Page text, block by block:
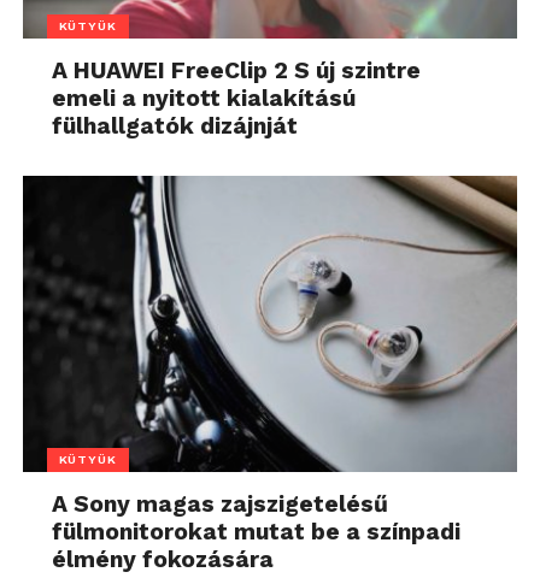
KÜTYÜK
A HUAWEI FreeClip 2 S új szintre
emeli a nyitott kialakítású
fülhallgatók dizájnját
KÜTYÜK
A Sony magas zajszigetelésű
fülmonitorokat mutat be a színpadi
élmény fokozására